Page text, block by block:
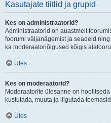
Kasutajate tiitlid ja grupid
Kes on administraatorid?
Administraatorid on auastmelt
foorumi väljanägemist ja seadeid
ka moderaatoriõigused kõigis
Üles
Kes on moderaatorid?
Moderaatorite ülesanne on
kustutada, muuta ja liigutada
Üles